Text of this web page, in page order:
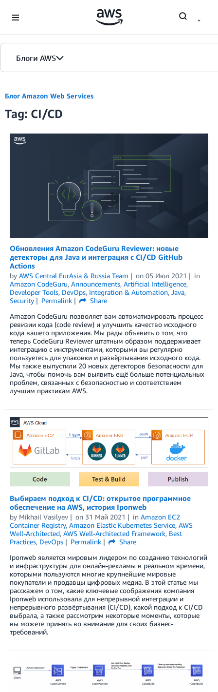
Блоги AWS
Главная страница
Версии
Блог Amazon Web Services
Tag: CI/CD
Обновления Amazon CodeGuru Reviewer: новые
детекторы для Java и интеграция с CI/CD GitHub
Actions
by AWS Central EurAsia & Russia Team on 05 Июл 2021
in
Amazon CodeGuru, Announcements, Artificial Intelligence,
Developer Tools, DevOps, Integration & Automation, Java,
Security
Permalink
Share
Amazon CodeGuru позволяет вам автоматизировать процесс
ревизии кода (code review) и улучшить качество исходного
кода вашего приложения. Мы рады объявить о том, что
теперь CodeGuru Reviewer штатным образом поддерживает
интеграцию с инструментами, которыми вы регулярно
пользуетесь для упаковки и развёртывания исходного кода.
Мы также выпустили 20 новых детекторов безопасности для
Java, чтобы помочь вам выявить ещё больше потенциальных
проблем, связанных с безопасностью и соответствием
лучшим практикам AWS.
Выбираем подход к CI/CD: открытое программное
обеспечение на AWS, история Iponweb
by Mikhail Vasilyev on 31 Май 2021 in Amazon EC2
Container Registry, Amazon Elastic Kubernetes Service, AWS
Well-Architected, AWS Well-Architected Framework, Best
Practices, DevOps Permalink
Share
Iponweb является мировым лидером по созданию технологий
и инфраструктуры для онлайн-рекламы в реальном времени,
которыми пользуются многие крупнейшие мировые
покупатели и продавцы цифровых медиа. В этой статье мы
расскажем о том, какие ключевые соображения компания
Iponweb использовала для непрерывной интеграции и
непрерывного развёртывания (CI/CD), какой подход к CI/CD
выбрала, а также рассмотрим некоторые моменты, которые
вы можете принять во внимание для своих бизнес-
требований.